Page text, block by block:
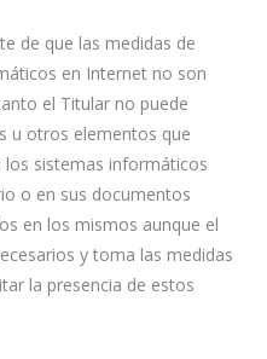
de que las medidas de
en Internet no son
el Titular no puede
u otros elementos que
los sistemas informáticos
o en sus documentos
en los mismos aunque el
y toma las medidas
la presencia de estos